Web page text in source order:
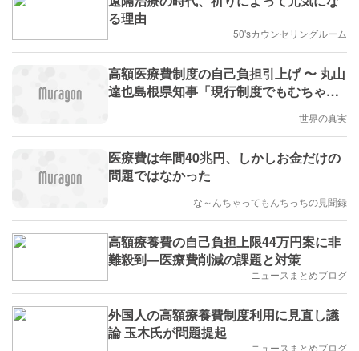
る理由
50'sカウンセリングルーム
高額医療費制度の自己負担引上げ 〜 丸山
達也島根県知事「現行制度でもむちゃく
のような国家的殺人の案を出した役所、
世界の真実
医療費は年間40兆円、しかしお金だけの
問題ではなかった
な～んちゃってもんちっちの見聞録
高額療養費の自己負担上限44万円案に非
難殺到―医療費削減の課題と対策
ニュースまとめブログ
外国人の高額療養費制度利用に見直し議
論 玉木氏が問題提起
ニュースまとめブログ